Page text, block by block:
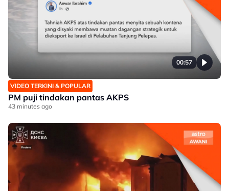
00:57
VIDEO TERKINI & POPULAR
PM puji tindakan pantas AKPS
43 minutes ago